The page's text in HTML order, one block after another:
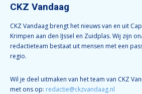
CKZ Vandaag
CKZ Vandaag brengt het nieuws van en uit
Krimpen aan den IJssel en Zuidplas. Wij zijn
redactieteam bestaat uit mensen met een
regio.
Wil je deel uitmaken van het team van CKZ
met ons op: redactie@ckzvandaag.nl